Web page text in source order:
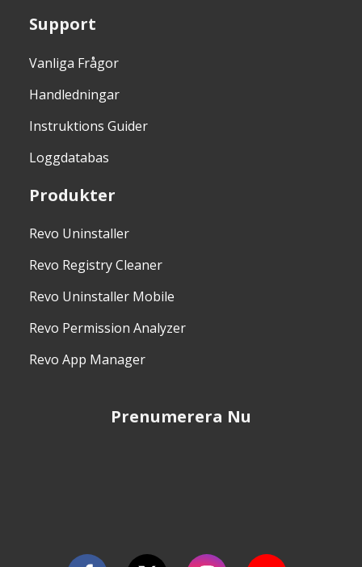
Support
Vanliga Frågor
Handledningar
Instruktions Guider
Loggdatabas
Produkter
Revo Uninstaller
Revo Registry Cleaner
Revo Uninstaller Mobile
Revo Permission Analyzer
Revo App Manager
Prenumerera Nu